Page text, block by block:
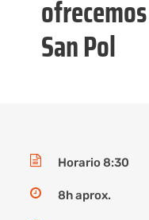
San Pol
Horario 8:30
8h aprox.